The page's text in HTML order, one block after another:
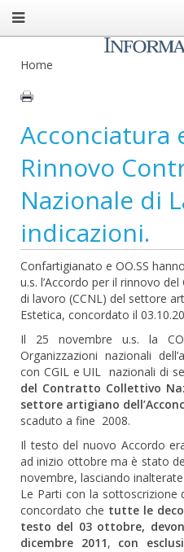
Home
Acconciatura
Rinnovo
Nazionale di
indicazioni.
Confartigianato e OO.SS
u.s. l’Accordo per il rinnovo
di lavoro (CCNL) del settore
Estetica, concordato il
Il 25 novembre u.s. la
Organizzazioni nazionali
con CGIL e UIL nazionali di
del Contratto Collettivo
settore artigiano
scaduto a fine 2008.
Il testo del nuovo Accordo
ad inizio ottobre ma è stato
novembre, lasciando
Le Parti con la sottoscrizione
concordato che tutte le
testo del 03 ottobre,
dicembre 2011, con